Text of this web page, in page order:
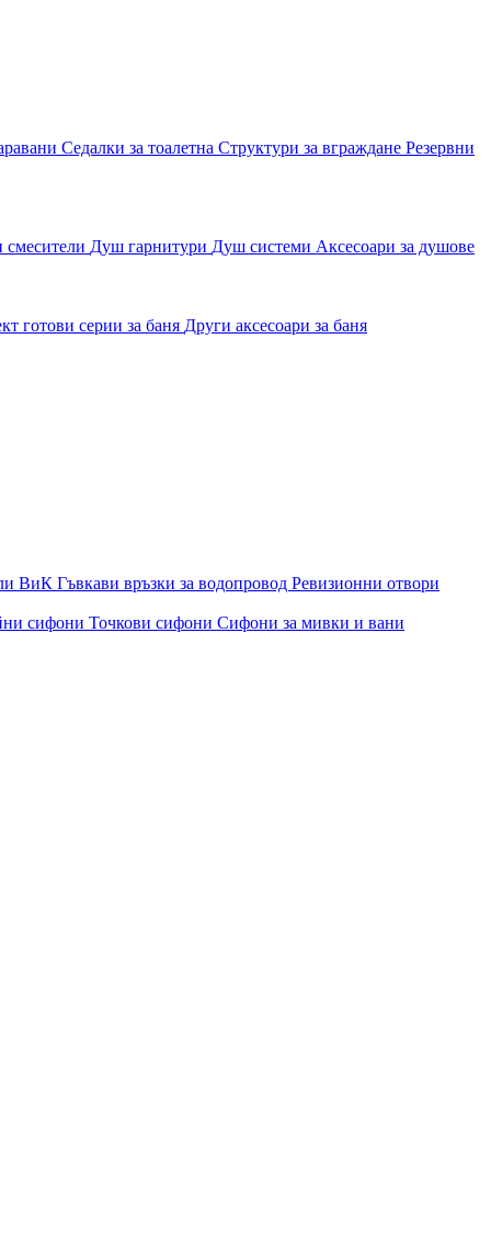
Седалки за тоалетна Структури за вграждане Резервни
смесители Душ гарнитури Душ системи Аксесоари за душове
готови серии за баня Други аксесоари за баня
ВиК Гъвкави връзки за водопровод Ревизионни отвори
сифони Точкови сифони Сифони за мивки и вани